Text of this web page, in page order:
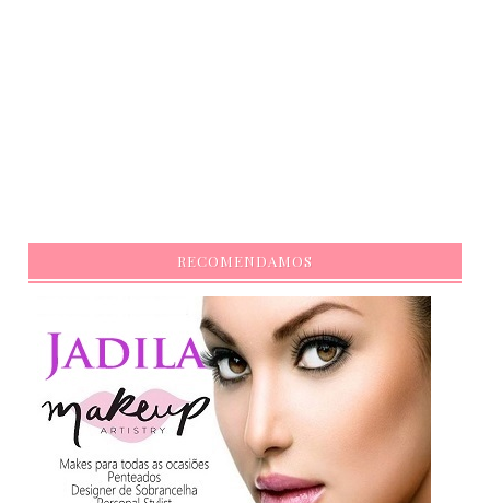
RECOMENDAMOS